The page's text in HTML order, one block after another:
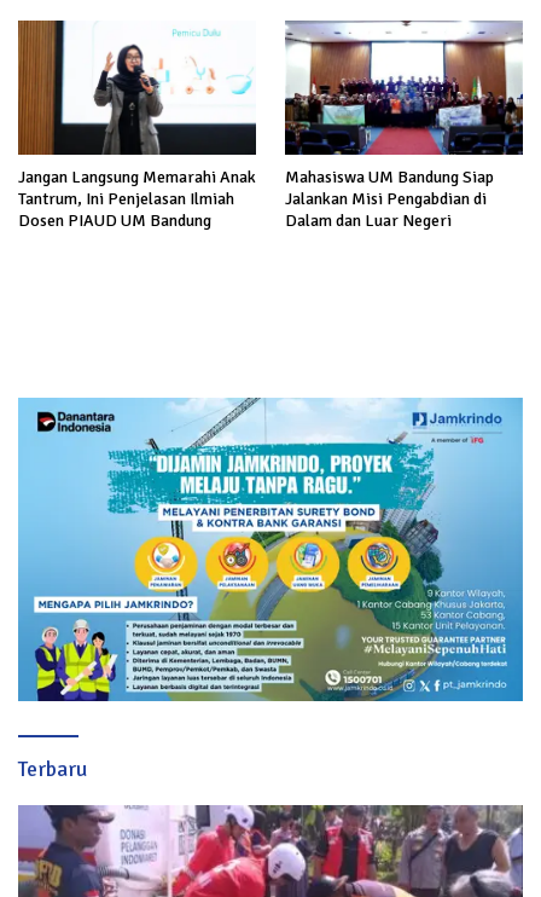
Jangan Langsung Memarahi Anak
Tantrum, Ini Penjelasan Ilmiah
Dosen PIAUD UM Bandung
Mahasiswa UM Bandung Siap
Jalankan Misi Pengabdian di
Dalam dan Luar Negeri
Terbaru